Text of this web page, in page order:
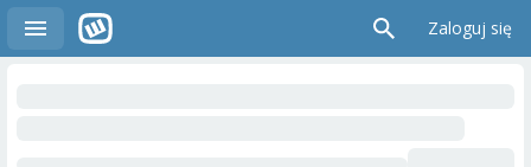
Zaloguj się